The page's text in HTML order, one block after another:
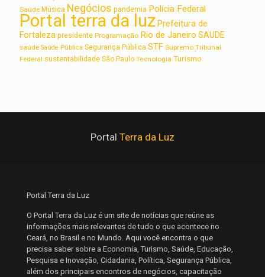
Saúde Música Negócios pandemia Polícia Federal
Portal terra da luz Prefeitura de
Fortaleza presidente Programação Rio de Janeiro SAUDE
saúde Saúde Pública Segurança Pública STF Supremo Tribunal
Federal sustentabilidade São Paulo Tecnologia Turismo
Portal Terra da Luz
Portal Terra da Luz
O Portal Terra da Luz é um site de notícias que reúne as
informações mais relevantes de tudo o que acontece no
Ceará, no Brasil e no Mundo. Aqui você encontra o que
precisa saber sobre a Economia, Turismo, Saúde, Educação,
Pesquisa e Inovação, Cidadania, Política, Segurança Pública,
além dos principais encontros de negócios, capacitação